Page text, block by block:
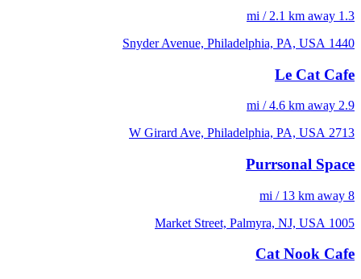
1.3 mi / 2.1 km away
1440 Snyder Avenue, Philadelphia, PA, USA
Le Cat Cafe
2.9 mi / 4.6 km away
2713 W Girard Ave, Philadelphia, PA, USA
Purrsonal Space
8 mi / 13 km away
1005 Market Street, Palmyra, NJ, USA
Cat Nook Cafe